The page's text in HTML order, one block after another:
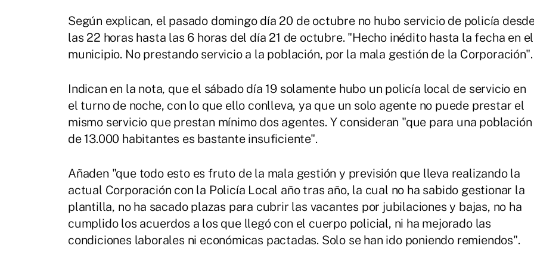
Según explican, el pasado domingo día 20 de octubre no hubo servicio de policía
las 22 horas hasta las 6 horas del día 21 de octubre. "Hecho inédito hasta la fecha en el
municipio. No prestando servicio a la población, por la mala gestión de la Corporación".
Indican en la nota, que el sábado día 19 solamente hubo un policía local de servicio en
el turno de noche, con lo que ello conlleva, ya que un solo agente no puede prestar el
mismo servicio que prestan mínimo dos agentes. Y consideran "que para una población
de 13.000 habitantes es bastante insuficiente".
Añaden "que todo esto es fruto de la mala gestión y previsión que lleva realizando la
actual Corporación con la Policía Local año tras año, la cual no ha sabido gestionar la
plantilla, no ha sacado plazas para cubrir las vacantes por jubilaciones y bajas, no ha
cumplido los acuerdos a los que llegó con el cuerpo policial, ni ha mejorado las
condiciones laborales ni económicas pactadas. Solo se han ido poniendo remiendos".